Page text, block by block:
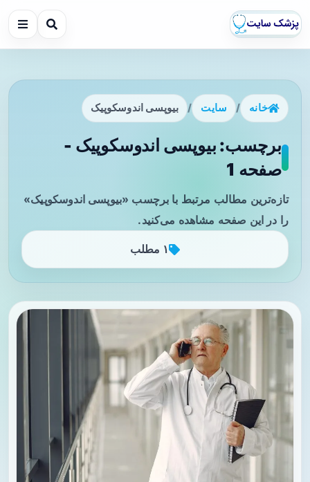
خانه / سایت / بیوپسی اندوسکوپیک
برچسب: بیوپسی اندوسکوپیک -
صفحه 1
تازه‌ترین مطالب مرتبط با برچسب «بیوپسی اندوسکوپیک»
را در این صفحه مشاهده می‌کنید.
۱ مطلب